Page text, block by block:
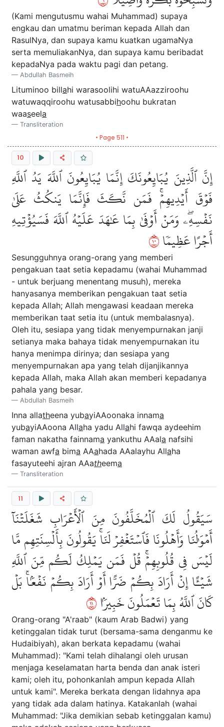
(Kami mengutusmu wahai Muhammad) supaya
engkau dan umatmu beriman kepada Allah dan
RasulNya, dan supaya kamu kuatkan ugamaNya
serta memuliakanNya, dan supaya kamu beribadat
kepadaNya pada waktu pagi dan petang.
Abdullah Basmeih
Lituminoo billahi warasoolihi watuAAazziroohu
watuwaqqiroohu watusabbihoohu bukratan
waaseela
Transliteration
• Page 511 •
10
إِنَّ ٱلَّذِينَ يُبَايِعُونَكَ إِنَّمَا يُبَايِعُونَ ٱللَّهَ يَدُ ٱللَّهِ
فَوۡقَ أَيۡدِيهِمۡۚ فَمَن نَّكَثَ فَإِنَّمَا يَنكُثُ عَلَىٰ
نَفۡسِهِۦۖ وَمَنۡ أَوۡفَىٰ بِمَا عَٰهَدَ عَلَيۡهُ ٱللَّهَ فَسَيُؤۡتِيهِ
أَجۡرًا عَظِيمٗا٠١
Sesungguhnya orang-orang yang memberi
pengakuan taat setia kepadamu (wahai Muhammad
- untuk berjuang menentang musuh), mereka
hanyasanya memberikan pengakuan taat setia
kepada Allah; Allah mengawasi keadaan mereka
memberikan taat setia itu (untuk membalasnya).
Oleh itu, sesiapa yang tidak menyempurnakan janji
setianya maka bahaya tidak menyempurnakan itu
hanya menimpa dirinya; dan sesiapa yang
menyempurnakan apa yang telah dijanjikannya
kepada Allah, maka Allah akan memberi kepadanya
pahala yang besar.
Abdullah Basmeih
Inna allatheena yubayiAAoonaka innama
yubayiAAoona Allaha yadu Allahi fawqa aydeehim
faman nakatha fainnama yankuthu AAala nafsihi
waman awfa bima AAahada AAalayhu Allaha
fasayuteehi ajran AAatheema
Transliteration
11
سَيَقُولُ لَكَ ٱلۡمُخَلَّفُونَ مِنَ ٱلۡأَعۡرَابِ شَغَلَتۡنَآ
أَمۡوَٰلُنَا وَأَهۡلُونَا فَٱسۡتَغۡفِرۡ لَنَاۚ يَقُولُونَ بِأَلۡسِنَتِهِم مَّا
لَيۡسَ فِي قُلُوبِهِمۡۚ قُلۡ فَمَن يَمۡلِكُ لَكُم مِّنَ ٱللَّهِ
شَيۡـًٔا إِنۡ أَرَادَ بِكُمۡ ضَرًّا أَوۡ أَرَادَ بِكُمۡ نَفۡعَۢاۚ بَلۡ
كَانَ ٱللَّهُ بِمَا تَعۡمَلُونَ خَبِيرَۢا١١
Orang-orang "A'raab" (kaum Arab Badwi) yang
ketinggalan tidak turut (bersama-sama denganmu ke
Hudaibiyah), akan berkata kepadamu (wahai
Muhammad): "Kami telah dihalangi oleh urusan
menjaga keselamatan harta benda dan anak isteri
kami; oleh itu, pohonkanlah ampun kepada Allah
untuk kami". Mereka berkata dengan lidahnya apa
yang tidak ada dalam hatinya. Katakanlah (wahai
Muhammad: "Jika demikian sebab ketinggalan kamu)